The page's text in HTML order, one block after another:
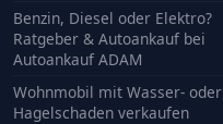
Benzin, Diesel oder Elektro?
Ratgeber & Autoankauf bei
Autoankauf ADAM
Wohnmobil mit Wasser- oder
Hagelschaden verkaufen